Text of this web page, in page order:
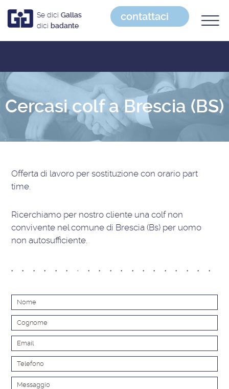
Se dici Gallas
dici badante
contattaci
Cercasi colf a Brescia (BS)
Offerta di lavoro per sostituzione con orario part
time
Ricerchiamo per nostro cliente una colf non
convivente nel comune di Brescia (Bs) per uomo
non autosufficiente.